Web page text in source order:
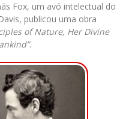
Fox, um avó intelectual do
publicou uma obra
of Nature, Her Divine
.